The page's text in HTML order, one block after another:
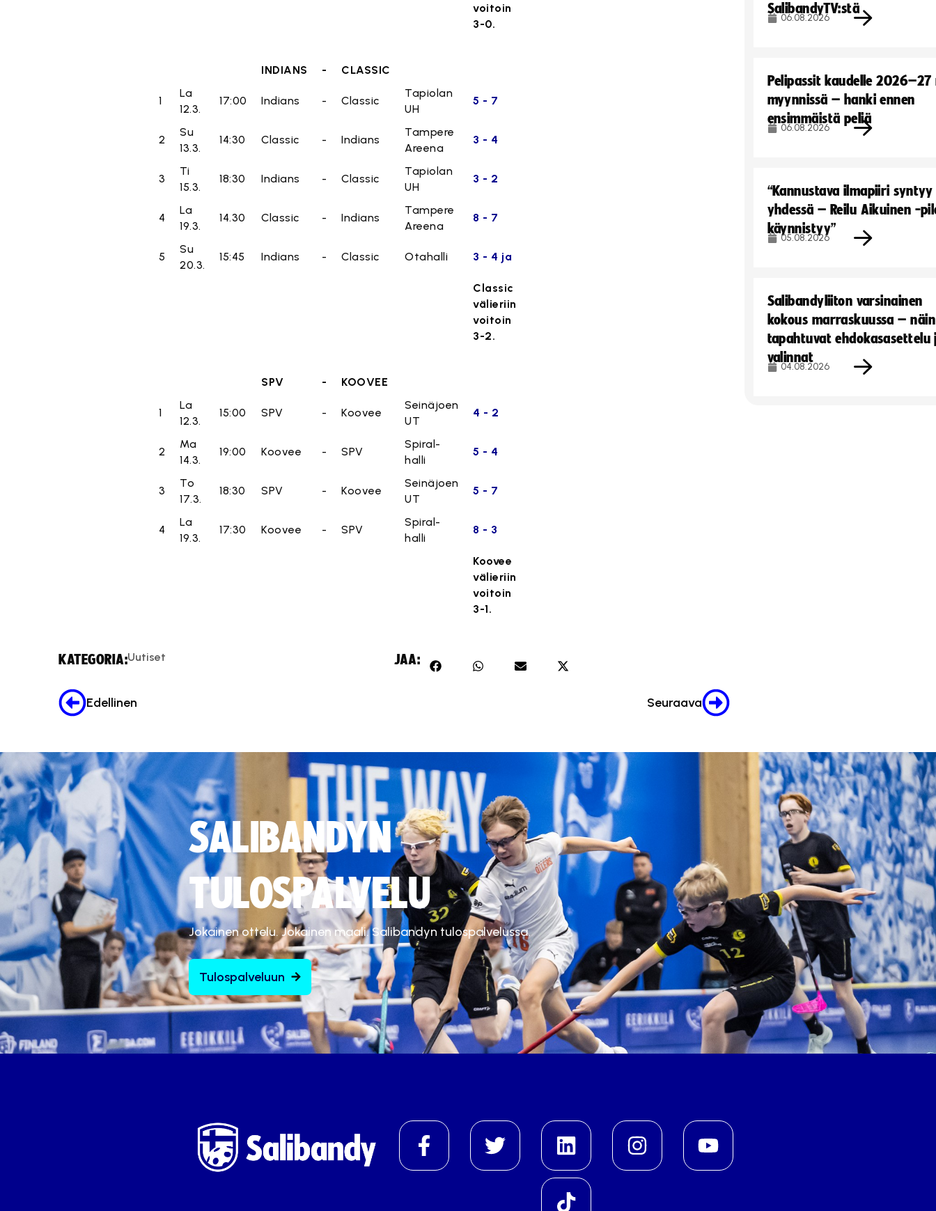
voitoin
3-0.
INDIANS - CLASSIC
1
La
12.3.
17:00 Indians - Classic
Tapiolan
UH
5 - 7
2
Su
13.3.
14:30 Classic - Indians
Tampere
Areena
3 - 4
3
Ti
15.3.
18:30 Indians - Classic
Tapiolan
UH
3 - 2
4
La
19.3.
14.30 Classic - Indians
Tampere
Areena
8 - 7
5
Su
20.3.
15:45 Indians - Classic Otahalli 3 - 4 ja
Classic
välieriin
voitoin
3-2.
SPV - KOOVEE
1
La
12.3.
15:00 SPV - Koovee
Seinäjoen
UT
4 - 2
2
Ma
14.3.
19:00 Koovee - SPV
Spiral-
halli
5 - 4
3
To
17.3.
18:30 SPV - Koovee
Seinäjoen
UT
5 - 7
4
La
19.3.
17:30 Koovee - SPV
Spiral-
halli
8 - 3
Koovee
välieriin
voitoin
3-1.
KATEGORIA:Uutiset JAA:
Edellinen Seuraava
SalibandyTV:stä
06.08.2026
Pelipassit kaudelle
myynnissä – hanki ennen
ensimmäistä peliä
06.08.2026
“Kannustava ilmapiiri syntyy
yhdessä – Reilu Aikuinen -
käynnistyy”
05.08.2026
Salibandyliiton varsinainen
kokous marraskuussa – näin
tapahtuvat ehdokasasettelu
valinnat
04.08.2026
SALIBANDYN
TULOSPALVELU
Jokainen ottelu. Jokainen maali. Salibandyn tulospalvelussa.
Tulospalveluun